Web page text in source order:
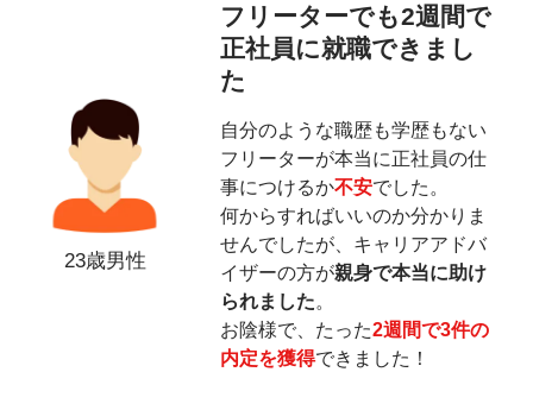
23歳男性
フリーターでも2週間で
正社員に就職できまし
た
自分のような職歴も学歴もない
フリーターが本当に正社員の仕
事につけるか不安でした。
何からすればいいのか分かりま
せんでしたが、キャリアアドバ
イザーの方が親身で本当に助け
られました。
お陰様で、たった2週間で3件の
内定を獲得できました！